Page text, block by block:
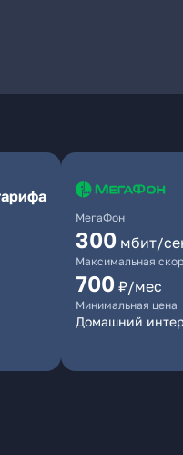
МегаФон
300 мбит/
Максимальная
700 ₽/мес
Минимальная цена
Домашний